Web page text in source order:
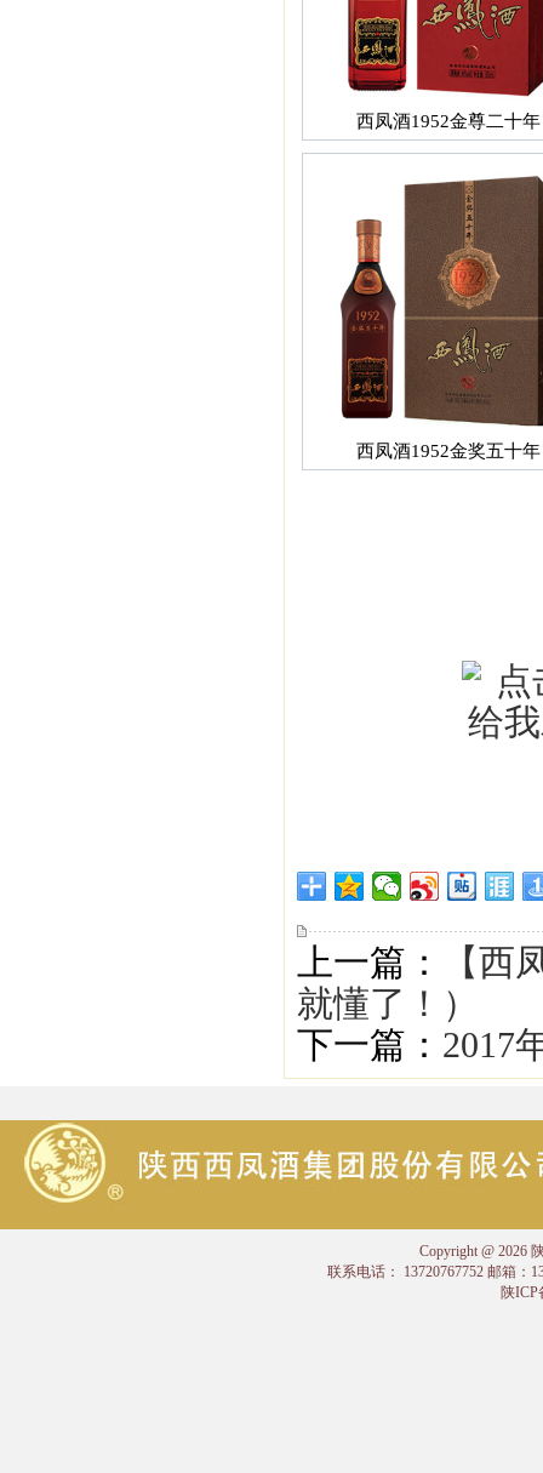
西凤酒1952金尊二十年
西凤酒1952金奖五十年
上一篇：
【西
就懂了！）
下一篇： 2017
Copyright @ 2026
联系电话： 13720767752 邮箱：
陕ICP